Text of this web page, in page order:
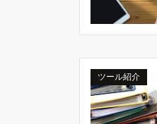
ツール紹介